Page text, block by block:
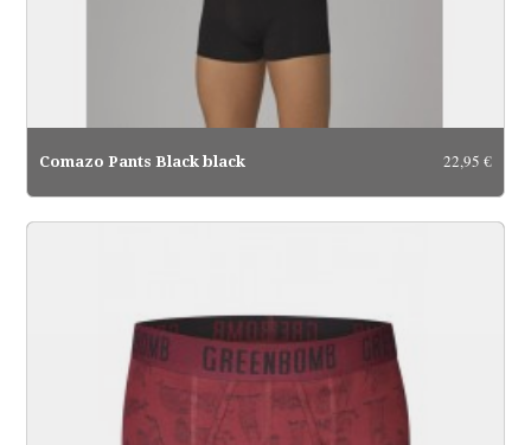
Comazo Pants Black black 22,95 €